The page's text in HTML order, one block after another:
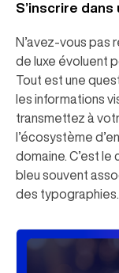
S’inscrire
N’avez-vous pas
de luxe évoluent
Tout est une
les informations
transmettez à
l’écosystème
domaine. C’est
bleu souvent
des typographies.